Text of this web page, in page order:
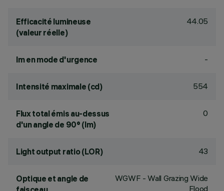
Efficacité lumineuse
(valeur réelle)
44.05
lm en mode d'urgence -
Intensité maximale (cd) 554
Flux total émis au-dessus
d'un angle de 90° (lm)
0
Light output ratio (LOR) 43
Optique et angle de
WGWF - Wall Grazing Wide
Flood